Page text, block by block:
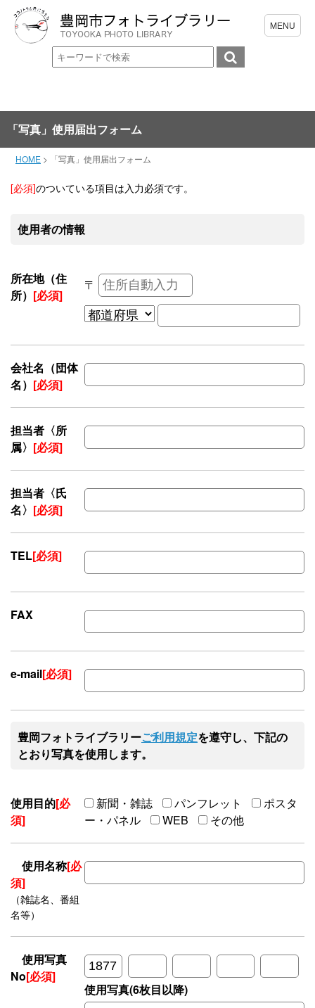
「写真」使用届出フォーム
HOME > 「写真」使用届出フォーム
[必須]のついている項目は入力必須です。
使用者の情報
所在地（住
所） [必須]
〒
会社名（団体
名） [必須]
担当者〈所
属〉 [必須]
担当者〈氏
名〉 [必須]
TEL[必須]
FAX
e-mail[必須]
豊岡フォトライブラリーご利用規定を遵守し、下記の
とおり写真を使用します。
使用目的[必
須]
新聞・雑誌 パンフレット
ポスタ
ー・パネル
WEB その他
使用名称[必
須]
（雑誌名、番組
名等）
使用写真
No[必須]
使用写真(6枚目以降)